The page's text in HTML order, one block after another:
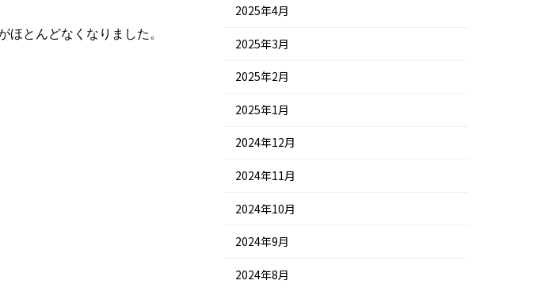
とんどなくなりました。
2025年4月
2025年3月
2025年2月
2025年1月
2024年12月
2024年11月
2024年10月
2024年9月
2024年8月